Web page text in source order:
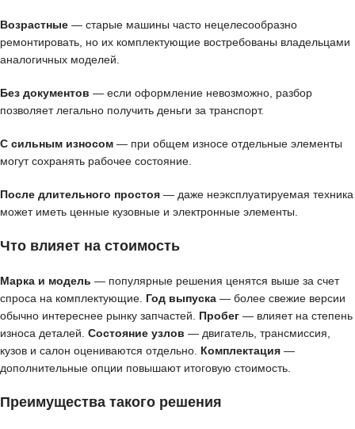
Возрастные — старые машины часто нецелесообразно
ремонтировать, но их комплектующие востребованы владельцами
аналогичных моделей.
Без документов — если оформление невозможно, разбор
позволяет легально получить деньги за транспорт.
С сильным износом — при общем износе отдельные элементы
могут сохранять рабочее состояние.
После длительного простоя — даже неэксплуатируемая техника
может иметь ценные кузовные и электронные элементы.
Что влияет на стоимость
Марка и модель — популярные решения ценятся выше за счет
спроса на комплектующие. Год выпуска — более свежие версии
обычно интереснее рынку запчастей. Пробег — влияет на степень
износа деталей. Состояние узлов — двигатель, трансмиссия,
кузов и салон оцениваются отдельно. Комплектация —
дополнительные опции повышают итоговую стоимость.
Преимущества такого решения